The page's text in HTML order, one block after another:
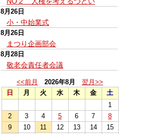
8月26日
小・中始業式
8月26日
まつり企画部会
8月28日
敬老会責任者会議
<<前月 2026年8月
翌月>>
日
月 火 水 木 金
土
1
2
3 4 5 6 7
8
9
10 11 12 13 14
15